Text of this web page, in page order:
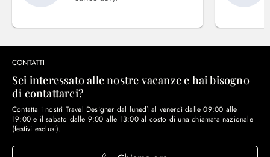
CONTATTI
Sei interessato alle nostre vacanze e hai bisogno
di contattarci?
Contatta i nostri Travel Designer dal lunedì al venerdì dalle 09:00 alle
19:00 e il sabato dalle 9:00 alle 13:00 al costo di una chiamata nazionale
(festivi esclusi).